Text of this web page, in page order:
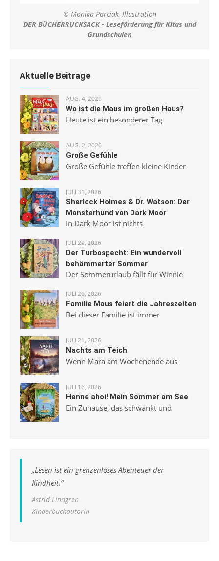
© Monika Parciak, Illustration
DER BÜCHERRUCKSACK - Leseförderung für Kitas und
Grundschulen
Aktuelle Beiträge
AUG. 4, 2026
Wo ist die Maus im großen Haus?
Heute ist ein besonderer Tag.
AUG. 2, 2026
Große Gefühle
Große Gefühle treffen kleine Kinder
JULI 31, 2026
Sherlock Holmes & Dr. Watson: Der
Monsterhund von Dark Moor
In Dark Moor ist nichts
JULI 29, 2026
Der Turbospecht: Ein wundervoll
behämmerter Sommer
Der Sommerurlaub fällt für Winnie
JULI 26, 2026
Familie Maus feiert die Jahreszeiten
Bei dieser Familie ist immer
JULI 21, 2026
Nachts am Teich
Wenn Mara am Wochenende aus
JULI 16, 2026
Henne ahoi! Mein Sommer am See
Ein Zuhause, das schwankt und
„Lesen ist ein grenzenloses Abenteuer der
Kindheit.“
Astrid Lindgren
Kinderbuchautorin